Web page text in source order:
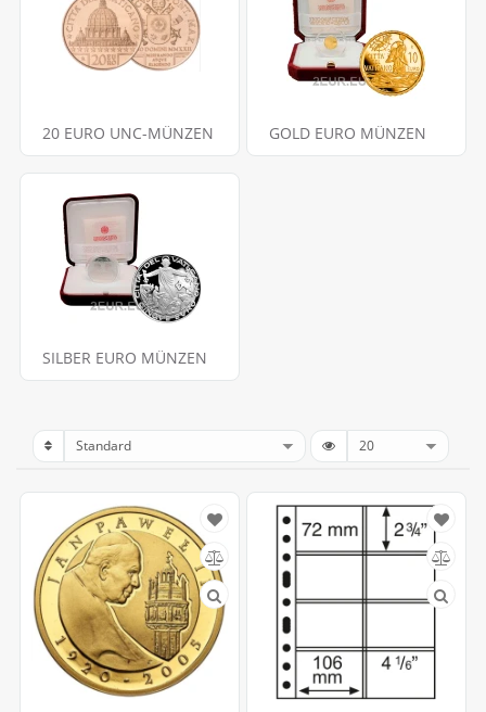
20 EURO UNC-MÜNZEN GOLD EURO MÜNZEN
SILBER EURO MÜNZEN